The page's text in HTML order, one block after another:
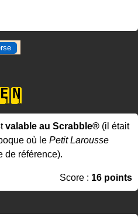
E N
valable au Scrabble® (il était
où le Petit Larousse
de référence).
Score : 16 points